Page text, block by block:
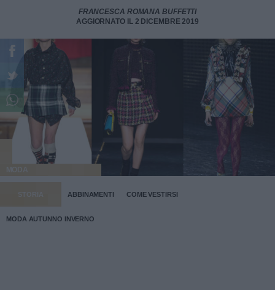
FRANCESCA ROMANA BUFFETTI
AGGIORNATO IL 2 DICEMBRE 2019
MODA
STORIA ABBINAMENTI COME VESTIRSI
MODA AUTUNNO INVERNO